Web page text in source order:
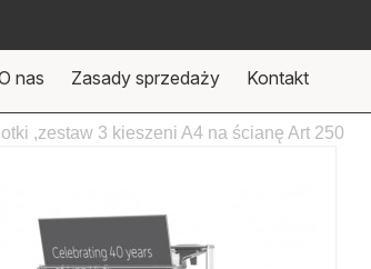
nas Zasady sprzedaży Kontakt
,zestaw 3 kieszeni A4 na ścianę Art 250